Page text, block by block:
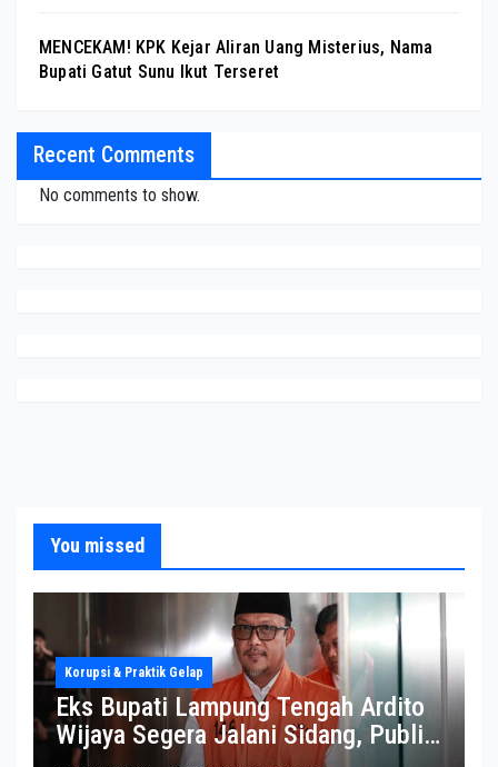
MENCEKAM! KPK Kejar Aliran Uang Misterius, Nama
Bupati Gatut Sunu Ikut Terseret
Recent Comments
No comments to show.
You missed
Korupsi & Praktik Gelap
Eks Bupati Lampung Tengah Ardito
Wijaya Segera Jalani Sidang, Publik